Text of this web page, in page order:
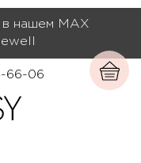
в нашем МАХ
66-06